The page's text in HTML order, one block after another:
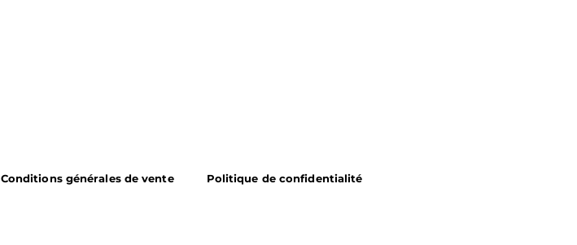
Conditions générales de vente
Politique de confidentialité